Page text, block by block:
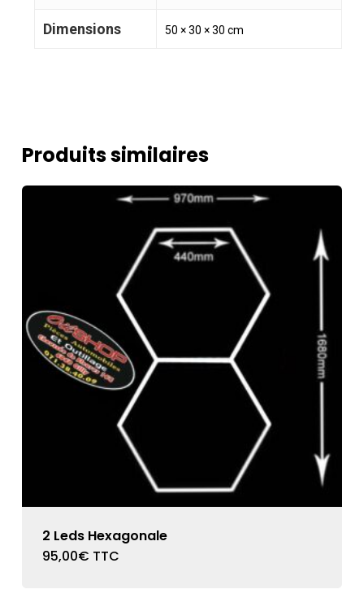
Dimensions 50 × 30 × 30 cm
Produits similaires
2 Leds Hexagonale
95,00€ TTC